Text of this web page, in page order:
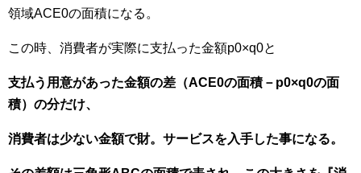
領域ACE0の面積になる。
この時、消費者が実際に支払った金額p0×q0と
支払う用意があった金額の差（ACE0の面積－p0×q0の面
積）の分だけ、
消費者は少ない金額で財。サービスを入手した事になる。